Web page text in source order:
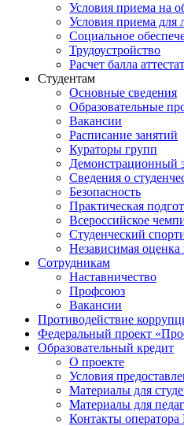
Условия приема на
Условия приема
Социальное
Трудоустройство
Расчет балла
Студентам
Основные сведения
Образовательные
Вакансии
Расписание занятий
Кураторы групп
Демонстрационный
Сведения о
Безопасность
Практическая
Всероссийское
Студенческий
Независимая оценка
Сотрудникам
Наставничество
Профсоюз
Вакансии
Противодействие
Федеральный проект
Образовательный кредит
О проекте
Условия
Материалы для
Материалы для
Контакты оператора